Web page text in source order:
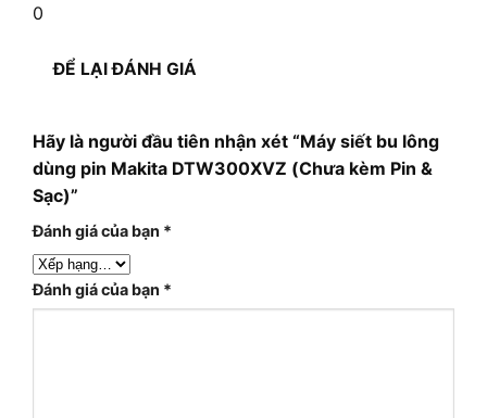
0
ĐỂ LẠI ĐÁNH GIÁ
Hãy là người đầu tiên nhận xét “Máy siết bu lông
dùng pin Makita DTW300XVZ (Chưa kèm Pin &
Sạc)”
Đánh giá của bạn *
Đánh giá của bạn *